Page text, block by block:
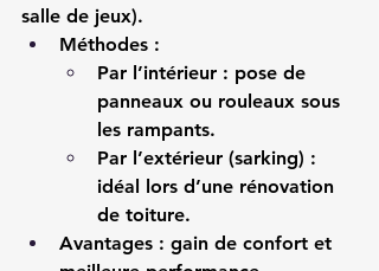
salle de jeux).
Méthodes :
Par l’intérieur : pose de
panneaux ou rouleaux sous
les rampants.
Par l’extérieur (sarking) :
idéal lors d’une rénovation
de toiture.
Avantages : gain de confort et